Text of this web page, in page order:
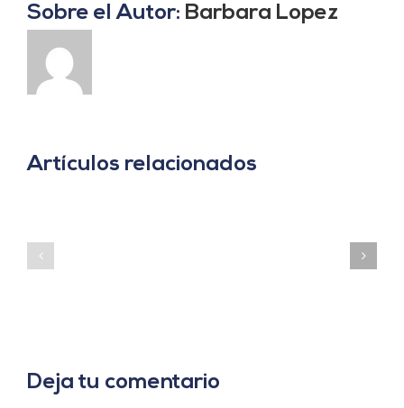
Sobre el Autor: Barbara Lopez
Artículos relacionados
«Agrovoltaica:
superficie»
Deja tu comentario